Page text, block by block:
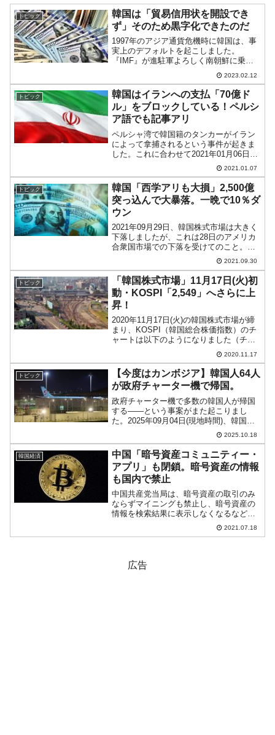
トピック
韓国は「貿易信用状を開設でき
ず」そのため黒字化できたのだ
1997年のアジア通貨危機時に韓国は、事
実上のデフォルトを起こしました。
『IMF』が進駐軍よろしく南朝鮮に乗り
込み、経済の立て直しを行いました。韓
国メディアでは、この件を「IMF危機」
と呼称し、時に『IMF』のことを死神と
呼びます。それだけ...
2023.02.12
トピック
韓国はイランへの支払「70億ド
ル」をブロックしている！ペルシ
ア語でも記事アリ
ペルシャ湾で韓国籍のタンカーがイラン
によって拿捕されるという事件が起きま
した。これに合わせて2021年01月06日、
『Reuters(ロイター)』に「イランに石
油・ガスの代金を支払っていない国」と
いうまとめ記事が出ました。この記事は
ペルシア...
2021.01.07
トピック
韓国「西学アリも大損」2,500億
突っ込んで大暴落。一晩で10％ダ
ウン
2021年09月29日、韓国株式市場は大きく
下落しましたが、これは28日のアメリカ
合衆国市場での下落を受けてのこと。ダ
ウ：1.6％下落S＆P：2.04％下落
NASDAQ：2.83％下落と、合衆国市場の
3つの主要指標は全て大きく下落しまし
た。...
2021.09.30
トピック
「韓国株式市場」11月17日(火)初
動・KOSPI「2,549」へさらに上
昇！
2020年11月17日(火)の韓国株式市場が締
まり、KOSPI（韓国総合株価指数）のチ
ャートは以下のようになりました（チャ
ートは『Investing.com』より引用）。ギ
ャップアップしてスタートし、KOSPIは
さらに上に向かっています。上...
2020.11.17
トピック
【今度はカンボジア】韓国人64人
が政府チャーター機で帰国。
政府チャーター機で多数の韓国人が帰国
する――という事案がまた起こりまし
た。2025年09月04日(現地時間)、韓国企
業『現代自動車』と『LGエネルギーソリ
ューション』の合弁会社が建設していた
バッテー工場に合衆国当局の連邦・州組
織がカチコミ捜...
2025.10.18
韓国経済
中国「暗号資産コミュニティー・
アプリ」も閉鎖。暗号資産の情報
も国内で禁止
中国共産党当局は、暗号資産の取引のみ
ならずマイニングも禁止し、暗号資産の
情報を検索結果に表示しなくなるなど、
徹底的な締め付けを行っています。簡単
にいえば、中国内では暗号資産について
2021.07.18
広告